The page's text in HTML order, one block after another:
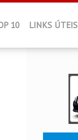
10 LINKS ÚTEIS